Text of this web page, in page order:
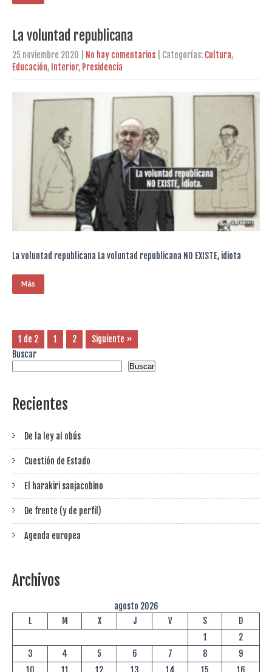
La voluntad republicana
25 noviembre 2020 No hay comentarios | Categorías: Cultura,
Educación, Interior, Presidencia
La voluntad republicana La voluntad republicana NO EXISTE, idiota
Más
1 de 2 1 2
Siguiente »
Buscar
Buscar
Recientes
De la ley al obús
Cuestión de Estado
El harakiri sanjacobino
De frente (y de perfil)
Agenda europea
Archivos
agosto 2026
L
M X J V S
D
1
2
3
4 5 6 7 8
9
10
11 12 13 14 15
16